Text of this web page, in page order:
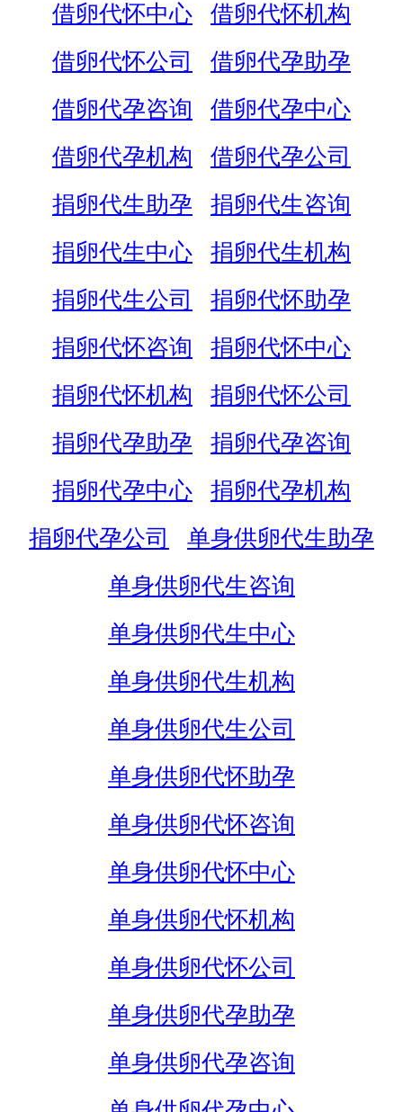
借卵代怀中心
借卵代怀机构
借卵代怀公司
借卵代孕助孕
借卵代孕咨询
借卵代孕中心
借卵代孕机构
借卵代孕公司
捐卵代生助孕
捐卵代生咨询
捐卵代生中心
捐卵代生机构
捐卵代生公司
捐卵代怀助孕
捐卵代怀咨询
捐卵代怀中心
捐卵代怀机构
捐卵代怀公司
捐卵代孕助孕
捐卵代孕咨询
捐卵代孕中心
捐卵代孕机构
捐卵代孕公司
单身供卵代生助孕
单身供卵代生咨询
单身供卵代生中心
单身供卵代生机构
单身供卵代生公司
单身供卵代怀助孕
单身供卵代怀咨询
单身供卵代怀中心
单身供卵代怀机构
单身供卵代怀公司
单身供卵代孕助孕
单身供卵代孕咨询